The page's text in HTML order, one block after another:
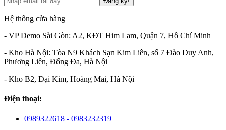
Hệ thống cửa hàng
- VP Demo Sài Gòn: A2, KĐT Him Lam, Quận 7, Hồ Chí Minh
- Kho Hà Nội: Tòa N9 Khách Sạn Kim Liên, số 7 Đào Duy Anh,
Phương Liên, Đống Đa, Hà Nội
- Kho B2, Đại Kim, Hoàng Mai, Hà Nội
Điện thoại:
0989322618 - 0983232319